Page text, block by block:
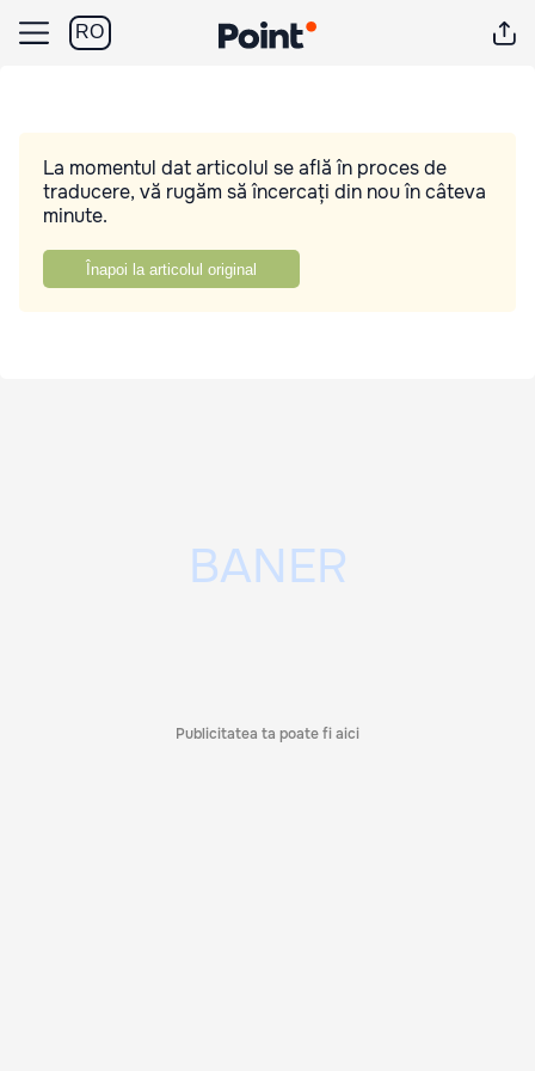
RO
La momentul dat articolul se află în proces de
traducere, vă rugăm să încercați din nou în câteva
minute.
Înapoi la articolul original
Publicitatea ta poate fi aici